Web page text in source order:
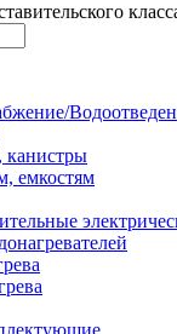
канистры
емкостям